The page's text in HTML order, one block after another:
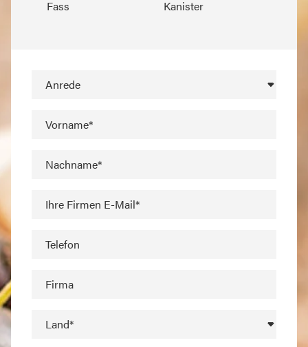
Fass Kanister
Anrede
Vorname*
Nachname*
Ihre Firmen E-Mail*
Telefon
Firma
Land*